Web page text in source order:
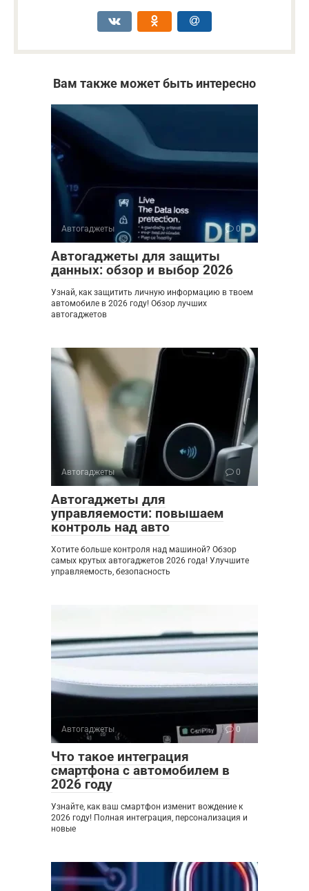
Вам также может быть интересно
Автогаджеты 0
Автогаджеты для защиты
данных: обзор и выбор 2026
Узнай, как защитить личную информацию в твоем
автомобиле в 2026 году! Обзор лучших
автогаджетов
Автогаджеты 0
Автогаджеты для
управляемости: повышаем
контроль над авто
Хотите больше контроля над машиной? Обзор
самых крутых автогаджетов 2026 года! Улучшите
управляемость, безопасность
Автогаджеты 0
Что такое интеграция
смартфона с автомобилем в
2026 году
Узнайте, как ваш смартфон изменит вождение к
2026 году! Полная интеграция, персонализация и
новые